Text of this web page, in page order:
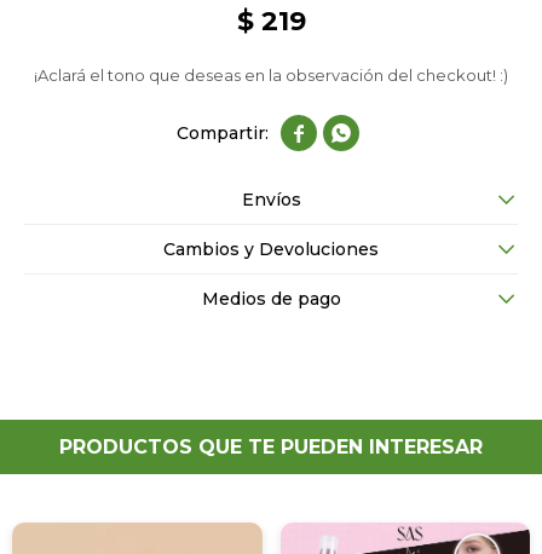
$ 219
¡Aclará el tono que deseas en la observación del checkout! :)
 
Envíos
Cambios y Devoluciones
Medios de pago
PRODUCTOS QUE TE PUEDEN INTERESAR